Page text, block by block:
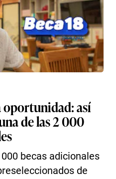
oportunidad: así
de las 2 000
becas adicionales
de